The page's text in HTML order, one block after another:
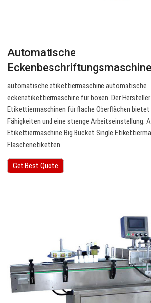
Automatische
automatische etikettiermaschine automatische
eckenetikettiermaschine für boxen. Der
Etikettiermaschinen für flache Oberflächen
Fähigkeiten und eine strenge Arbeitseinstellung.
Etikettiermaschine Big Bucket Single
Flaschenetiketten.
Get Best Quote